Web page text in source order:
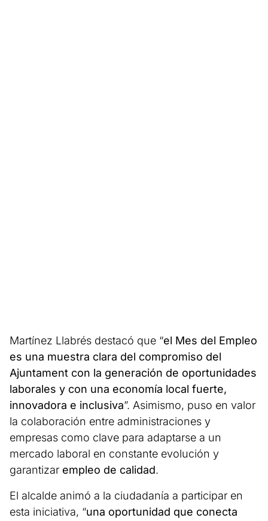
Martínez Llabrés destacó que “el Mes del Empleo
es una muestra clara del compromiso del
Ajuntament con la generación de oportunidades
laborales y con una economía local fuerte,
innovadora e inclusiva”. Asimismo, puso en valor
la colaboración entre administraciones y
empresas como clave para adaptarse a un
mercado laboral en constante evolución y
garantizar empleo de calidad.
El alcalde animó a la ciudadanía a participar en
esta iniciativa, “una oportunidad que conecta